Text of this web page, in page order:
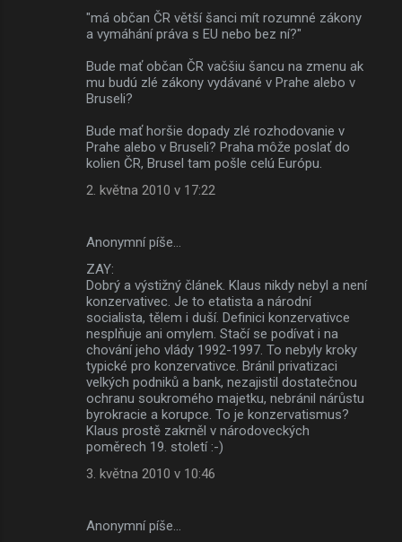
"má občan ČR větší šanci mít rozumné zákony
a vymáhání práva s EU nebo bez ní?"
Bude mať občan ČR vačšiu šancu na zmenu ak
mu budú zlé zákony vydávané v Prahe alebo v
Bruseli?
Bude mať horšie dopady zlé rozhodovanie v
Prahe alebo v Bruseli? Praha môže poslať do
kolien ČR, Brusel tam pošle celú Európu.
2. května 2010 v 17:22
Anonymní píše…
ZAY:
Dobrý a výstižný článek. Klaus nikdy nebyl a není
konzervativec. Je to etatista a národní
socialista, tělem i duší. Definici konzervativce
nesplňuje ani omylem. Stačí se podívat i na
chování jeho vlády 1992-1997. To nebyly kroky
typické pro konzervativce. Bránil privatizaci
velkých podniků a bank, nezajistil dostatečnou
ochranu soukromého majetku, nebránil nárůstu
byrokracie a korupce. To je konzervatismus?
Klaus prostě zakrněl v národoveckých
poměrech 19. století :-)
3. května 2010 v 10:46
Anonymní píše…